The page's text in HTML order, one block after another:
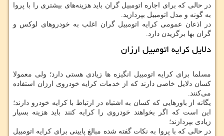
در حالی که برای اجاره اتومبیل گران باید هزینه‌های بیشتری را با پروا
به گونه و مدل اتومبیل بپردازید.
در اذعان عمومی کرایه اتومبیل گران اغلب به خودروهای لوکس و
گران بها برگزیدن دارد.
دلایل کرایه اتومبیل ارزان
مسلما برای کرایه اتومبیل انگیزه ها زیادی هستی دارد؛ ولی معمولا
کسان دلایل خاصی دارند که از خدمات کرایه خودروی ارزان استفاده
می‌کنند.
یگانه از باورهایی که کسان به اشتباه در ارتباط با کرایه خودرو دارند؛
این است که اگر بخواهند خودروی را کرایه کنند باید هزینه بسیار
زیادی بپردازند؛
در حالی که با پروا به نکات گفته شده مبالغ پایینی برای کرایه اتومبیل